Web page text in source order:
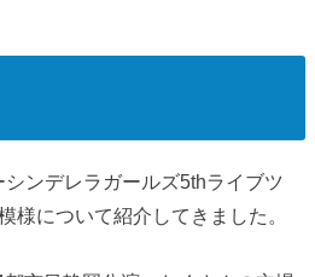
ンデレラガールズ5thライブツ
様について紹介してきました。